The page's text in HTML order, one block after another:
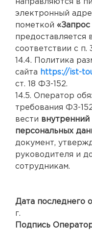
направляются в
электронный
пометкой
предоставляется
соответствии с п.
14.4. Политика
сайта https://ist-
ст. 18 ФЗ-152.
14.5. Оператор
требования ФЗ-
вести
персональных
документ,
руководителя и
сотрудникам.
Дата последнего
г.
Подпись